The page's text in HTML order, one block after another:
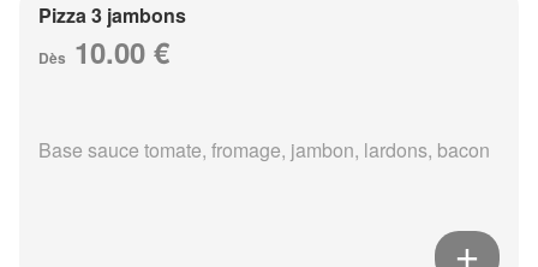
Pizza 3 jambons
Dès 10.00 €
Base sauce tomate, fromage, jambon, lardons, bacon